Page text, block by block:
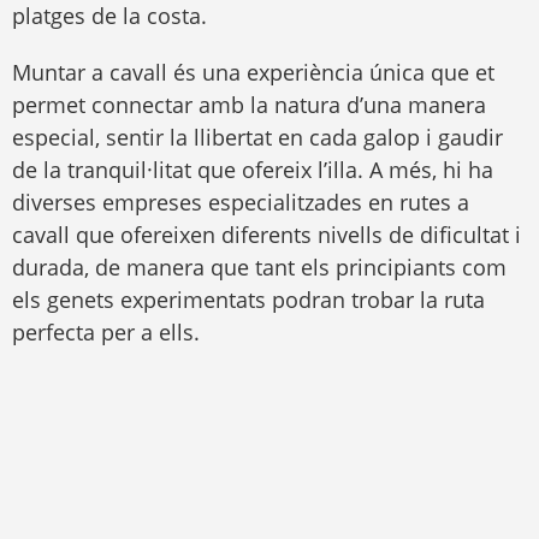
platges de la costa.
Muntar a cavall és una experiència única que et
permet connectar amb la natura d’una manera
especial, sentir la llibertat en cada galop i gaudir
de la tranquil·litat que ofereix l’illa. A més, hi ha
diverses empreses especialitzades en rutes a
cavall que ofereixen diferents nivells de dificultat i
durada, de manera que tant els principiants com
els genets experimentats podran trobar la ruta
perfecta per a ells.